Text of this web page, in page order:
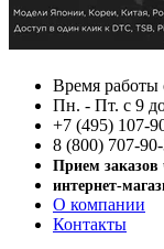
Время работы
Пн. - Пт. с 9
+7 (495) 107-
8 (800) 707-
Прием заказов
интернет-
О компании
Контакты